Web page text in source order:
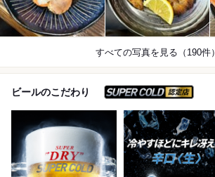
すべての写真を見る（190件）
ビールのこだわり